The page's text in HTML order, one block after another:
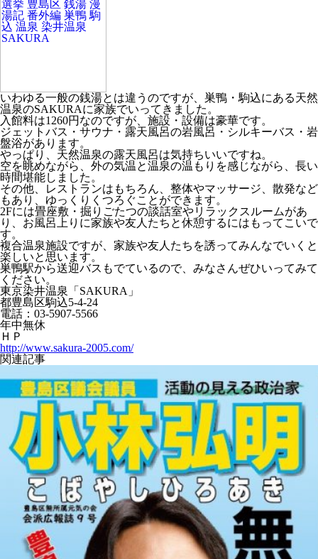
いわゆる一般の銭湯とは違うのですが、巣鴨・駒込にある天然
温泉のSAKURAに家族でいってきました。
入館料は1260円なのですが、施設・設備は豪華です。
ジェットバス・サウナ・露天風呂の岩風呂・シルキーバス・岩
盤浴があります。
やっぱり、天然温泉の露天風呂は気持ちいいですね。
空を眺めながら、外の気温と温泉の温もりを感じながら、長い
時間堪能しました。
その他、レストランはもちろん、整体やマッサージ、散発など
もあり、ゆっくりくつろぐことができます。
2Fには畳座敷・掘りごたつの談話室やリラックスルームがあ
り、お風呂上りに家族や友人たちと休憩するにはもってこいで
す。
複合温泉施設ですが、家族や友人たちを誘ってみんなでいくと
楽しいと思います。
巣鴨駅から送迎バスもでているので、みなさんぜひいってみて
ください。
東京染井温泉「SAKURA」
都豊島区駒込5-4-24
電話：03-5907-5566
年中無休
ＨＰ
http://www.sakura-2005.com/
関連記事